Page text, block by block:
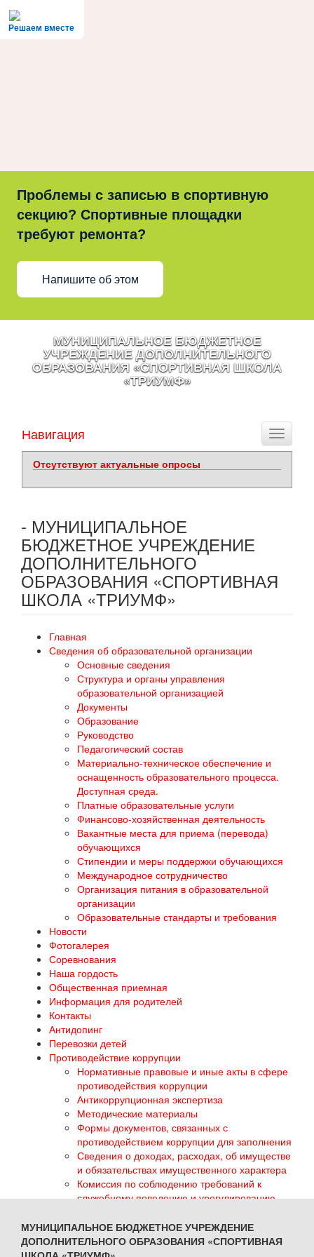
Решаем вместе
Проблемы с записью в спортивную
секцию? Спортивные площадки
требуют ремонта?
Напишите об этом
МУНИЦИПАЛЬНОЕ БЮДЖЕТНОЕ
УЧРЕЖДЕНИЕ ДОПОЛНИТЕЛЬНОГО
ОБРАЗОВАНИЯ «СПОРТИВНАЯ ШКОЛА
«ТРИУМФ»
Toggle
Навигация
Отсутствуют актуальные опросы
- МУНИЦИПАЛЬНОЕ
БЮДЖЕТНОЕ УЧРЕЖДЕНИЕ
ДОПОЛНИТЕЛЬНОГО
ОБРАЗОВАНИЯ «СПОРТИВНАЯ
ШКОЛА «ТРИУМФ»
Главная
Сведения об образовательной организации
Основные сведения
Структура и органы управления
образовательной организацией
Документы
Образование
Руководство
Педагогический состав
Материально-техническое обеспечение и
оснащенность образовательного процесса.
Доступная среда.
Платные образовательные услуги
Финансово-хозяйственная деятельность
Вакантные места для приема (перевода)
обучающихся
Стипендии и меры поддержки обучающихся
Международное сотрудничество
Организация питания в образовательной
организации
Образовательные стандарты и требования
Новости
Фотогалерея
Соревнования
Наша гордость
Общественная приемная
Информация для родителей
Контакты
Антидопинг
Перевозки детей
Противодействие коррупции
Нормативные правовые и иные акты в сфере
противодействия коррупции
Антикоррупционная экспертиза
Методические материалы
Формы документов, связанных с
противодействием коррупции для заполнения
Сведения о доходах, расходах, об имуществе
и обязательствах имущественного характера
Комиссия по соблюдению требований к
служебному поведению и урегулированию
Обратная связь для сообщений о фактах
коррупции
ГТО
МУНИЦИПАЛЬНОЕ БЮДЖЕТНОЕ УЧРЕЖДЕНИЕ
ДОПОЛНИТЕЛЬНОГО ОБРАЗОВАНИЯ «СПОРТИВНАЯ